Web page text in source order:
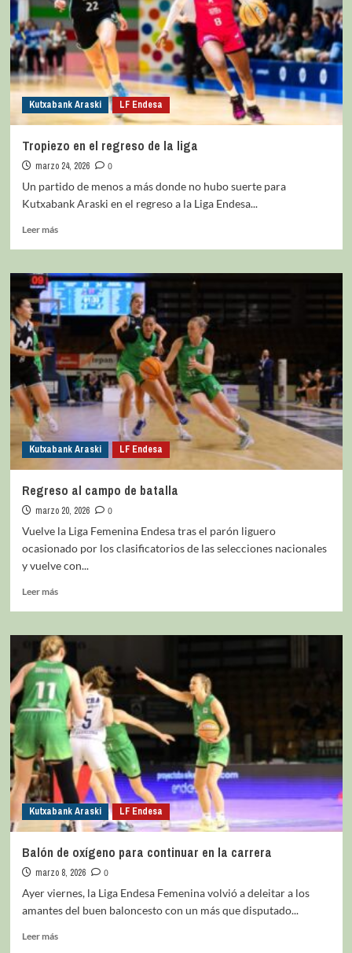
Kutxabank Araski LF Endesa
Tropiezo en el regreso de la liga
marzo 24, 2026
0
Un partido de menos a más donde no hubo suerte para
Kutxabank Araski en el regreso a la Liga Endesa...
Leer más
Kutxabank Araski LF Endesa
Regreso al campo de batalla
marzo 20, 2026
0
Vuelve la Liga Femenina Endesa tras el parón liguero
ocasionado por los clasificatorios de las selecciones nacionales
y vuelve con...
Leer más
Kutxabank Araski LF Endesa
Balón de oxígeno para continuar en la carrera
marzo 8, 2026
0
Ayer viernes, la Liga Endesa Femenina volvió a deleitar a los
amantes del buen baloncesto con un más que disputado...
Leer más